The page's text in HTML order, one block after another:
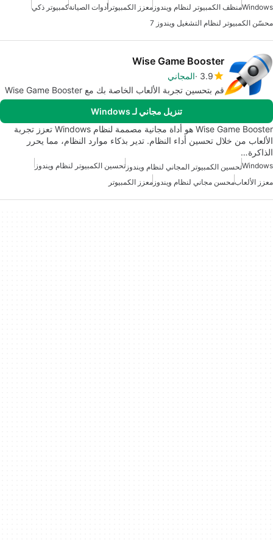
Windowsمنظف الكمبيوتر لنظام ويندوز معزز الكمبيوتر أدوات الصيانةكمبيوتر ذكي
محسّن الكمبيوتر لنظام التشغيل ويندوز 7
Wise Game Booster
3.9 المجاني
قم بتحسين تجربة الألعاب الخاصة بك مع Wise Game Booster
تنزيل مجاني لـ Windows
Wise Game Booster هو أداة مجانية مصممة لنظام Windows تعزز تجربة
الألعاب من خلال تحسين أداء النظام. تدير بذكاء موارد النظام، مما يحرر
الذاكرة…
Windowsتحسين الكمبيوتر المجاني لنظام ويندوز تحسين الكمبيوتر لنظام ويندوز
معزز الألعابمحسن مجاني لنظام ويندوز معزز الكمبيوتر